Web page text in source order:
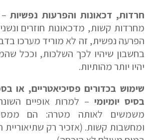
חרדות, דכאונות והפרעות נפשיות–
מחרדות קשות, מדכאונות חוזרים
הפרעה נפשית, זה לא מוריד מערכו
בחשבון שיהיו לכך השלכות, וככל
יהיו יותר מהותיות.
שימוש בכדורים פסיכיאטריים, או
בסיס יומיומי – למרות אופיים
משמשים לאותה מטרה: הם
ומחשבות קשות. (אזכיר רק שתיאוריית